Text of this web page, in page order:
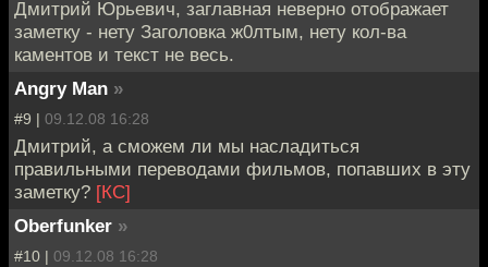
Дмитрий Юрьевич, заглавная неверно отображает
заметку - нету Заголовка ж0лтым, нету кол-ва
каментов и текст не весь.
Angry Man »
#9 | 09.12.08 16:28
Дмитрий, а сможем ли мы насладиться
правильными переводами фильмов, попавших в эту
заметку? [КС]
Oberfunker »
#10 | 09.12.08 16:28